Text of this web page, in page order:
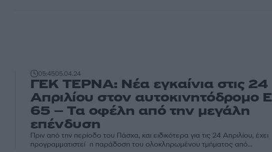
05:4505.04.24
ΓΕΚ ΤΕΡΝΑ: Νέα εγκαίνια στις 24
Απριλίου στον αυτοκινητόδρομο Ε
65 – Τα οφέλη από την μεγάλη
επένδυση
Πριν από την περίοδο του Πάσχα, και ειδικότερα για τις 24 Απριλίου, έχει
προγραμματιστεί η παράδοση του ολοκληρωμένου τμήματος από...